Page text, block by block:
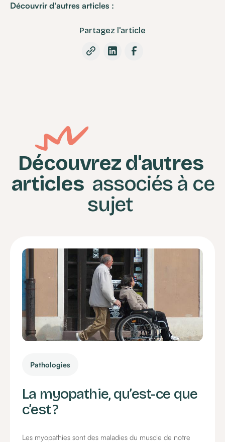
Découvrir d'autres articles :
Partagez l'article
Découvrez d'autres
articles associés à ce
sujet
Pathologies
La myopathie, qu’est-ce que
c’est ?
Les myopathies sont des maladies du muscle de notre